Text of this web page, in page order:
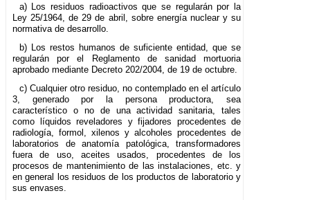
a) Los residuos radioactivos que se regularán por la
Ley 25/1964, de 29 de abril, sobre energía nuclear y su
normativa de desarrollo.
b) Los restos humanos de suficiente entidad, que se
regularán por el Reglamento de sanidad mortuoria
aprobado mediante Decreto 202/2004, de 19 de octubre.
c) Cualquier otro residuo, no contemplado en el artículo
3, generado por la persona productora, sea
característico o no de una actividad sanitaria, tales
como líquidos reveladores y fijadores procedentes de
radiología, formol, xilenos y alcoholes procedentes de
laboratorios de anatomía patológica, transformadores
fuera de uso, aceites usados, procedentes de los
procesos de mantenimiento de las instalaciones, etc. y
en general los residuos de los productos de laboratorio y
sus envases.